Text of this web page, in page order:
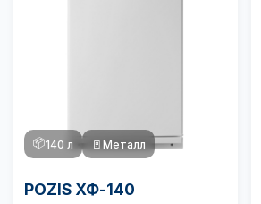
📦140 л 🚪 Металл
POZIS ХФ-140